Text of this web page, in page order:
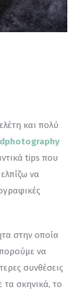
και πολύ
tips που
να
στην οποία
να
συνθέσεις
τα σκηνικά, το